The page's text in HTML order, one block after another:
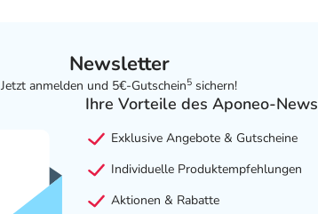
Newsletter
Jetzt anmelden und 5€-Gutschein5 sichern!
Ihre Vorteile des Aponeo-
Exklusive Angebote & Gutscheine
Individuelle Produktempfehlungen
Aktionen & Rabatte